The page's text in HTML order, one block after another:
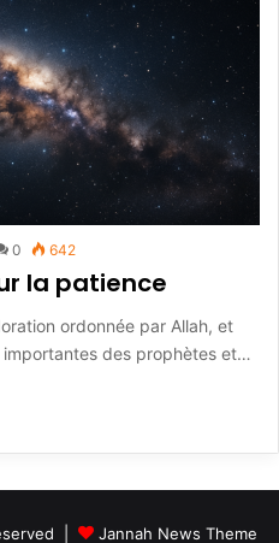
0 642
la patience
ordonnée par Allah, et
importantes des prophètes et…
| Jannah News Theme